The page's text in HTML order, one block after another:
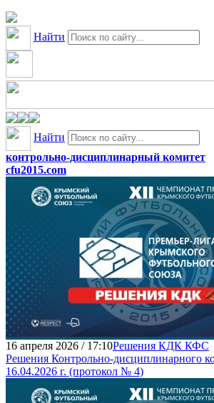
Найти
Найти
контрольно-дисциплинарный комитет
cfu2015.com
16 апреля 2026 / 17:10Решения КДК КФС
Решения Контрольно-дисциплинарного
16.04.2026 г. (протокол № 4)